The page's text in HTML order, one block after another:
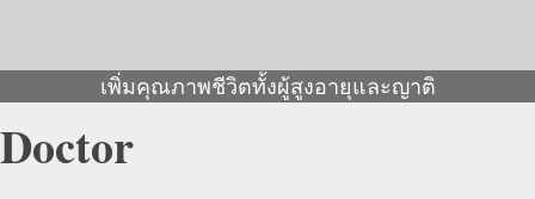
เพิ่มคุณภาพชีวิตทั้งผู้สูงอายุและญาติ
Doctor